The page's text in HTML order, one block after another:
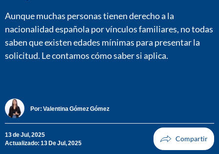
Aunque muchas personas tienen derecho a la
nacionalidad española por vínculos familiares, no todas
saben que existen edades mínimas para presentar la
solicitud. Le contamos cómo saber si aplica.
Por: Valentina Gómez Gómez
13 de Jul, 2025
Actualizado: 13 De Jul, 2025